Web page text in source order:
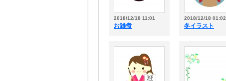
2018/12/18 11:01
お雑煮
2018/12/18 01:02
冬イラスト